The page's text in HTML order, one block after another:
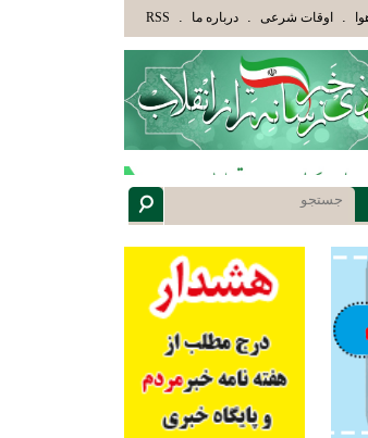
الْأَلْبَابِ» عاقلان هدایت یافته،حرفها را میشنوند و سپس . اوقات شرعی . درباره ما .
RSS